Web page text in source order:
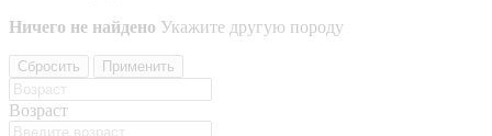
Ничего не найдено Укажите другую породу
Сбросить Применить
Возраст